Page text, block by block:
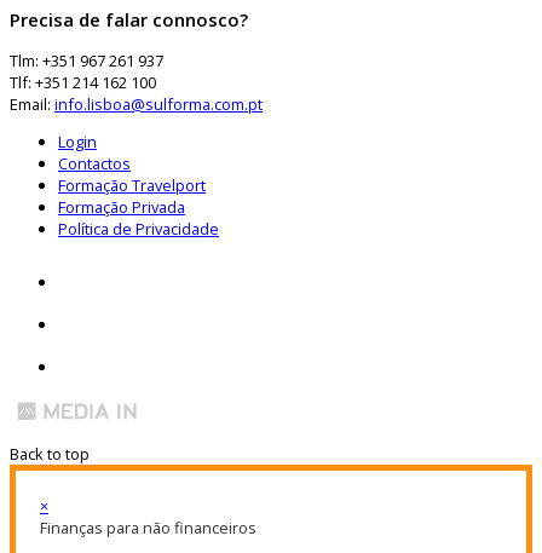
Precisa de falar connosco?
Tlm: +351 967 261 937
Tlf: +351 214 162 100
Email: info.lisboa@sulforma.com.pt
Login
Contactos
Formação Travelport
Formação Privada
Política de Privacidade
Back to top
×
Finanças para não financeiros